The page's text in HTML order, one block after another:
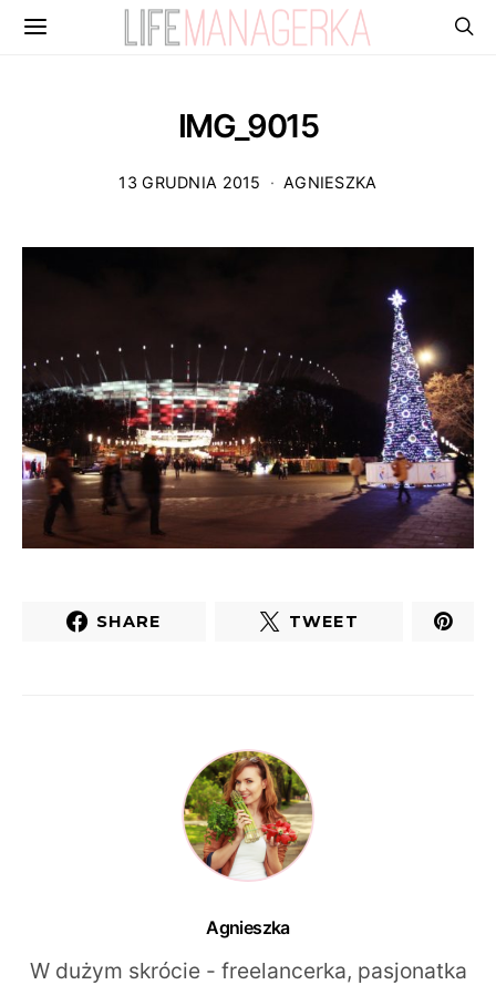
IMG_9015
13 GRUDNIA 2015 AGNIESZKA
SHARE TWEET
Agnieszka
W dużym skrócie - freelancerka, pasjonatka